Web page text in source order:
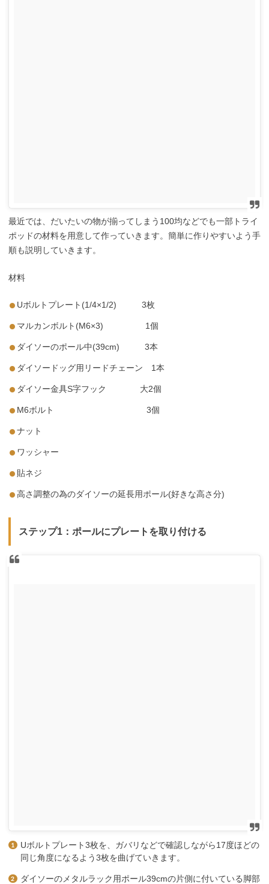
最近では、だいたいの物が揃ってしまう100均などでも一部トライ
ポッドの材料を用意して作っていきます。簡単に作りやすいよう手
順も説明していきます。
材料
Uボルトプレート(1/4×1/2) 3枚
マルカンボルト(M6×3) 1個
ダイソーのポール中(39cm) 3本
ダイソードッグ用リードチェーン 1本
ダイソー金具S字フック 大2個
M6ボルト 3個
ナット
ワッシャー
貼ネジ
高さ調整の為のダイソーの延長用ポール(好きな高さ分)
ステップ1：ポールにプレートを取り付ける
Uボルトプレート3枚を、ガバリなどで確認しながら17度ほどの
同じ角度になるよう3枚を曲げていきます。
ダイソーのメタルラック用ポール39cmの片側に付いている脚部